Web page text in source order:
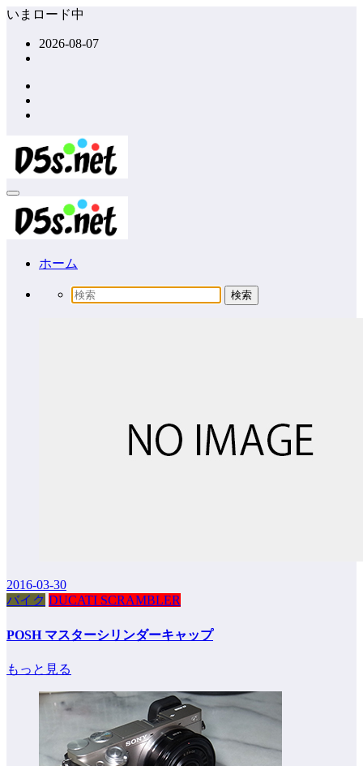
コ
ッ
プ
いまロード中
2026-08-07
ホーム
2016-03-30
バイク DUCATI SCRAMBLER
POSH マスターシリンダーキャップ
もっと見る